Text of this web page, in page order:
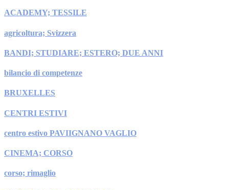
ACADEMY; TESSILE
agricoltura; Svizzera
BANDI; STUDIARE; ESTERO; DUE ANNI
bilancio di competenze
BRUXELLES
CENTRI ESTIVI
centro estivo PAVIIGNANO VAGLIO
CINEMA; CORSO
corso; rimaglio